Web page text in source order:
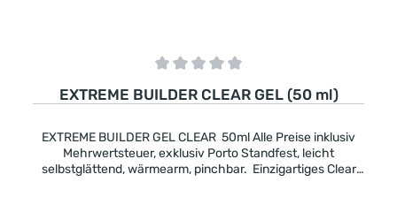
Durchschnittliche Bewertung von 0 von 5 Sternen
EXTREME BUILDER CLEAR GEL (50 ml)
EXTREME BUILDER GEL CLEAR 50ml Alle Preise inklusiv
Mehrwertsteuer, exklusiv Porto Standfest, leicht
selbstglättend, wärmearm, pinchbar. Einzigartiges Clear